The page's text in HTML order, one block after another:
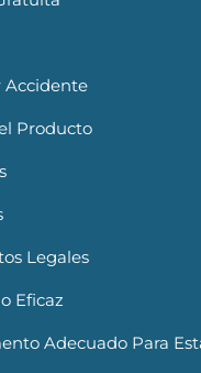
Accidente
Producto
Legales
Eficaz
Adecuado Para